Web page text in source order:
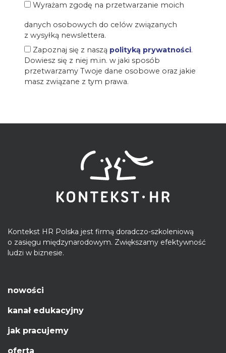
Wyrażam zgodę na przetwarzanie moich
danych osobowych do celów związanych
z wysyłką newslettera.
Zapoznaj się z naszą polityką prywatności.
Dowiesz się z niej m.in. w jaki sposób
przetwarzamy Twoje dane osobowe oraz jakie
masz związane z tym prawa.
Kontekst HR Polska jest firmą doradczo-szkoleniową
o zasięgu międzynarodowym. Zwiększamy efektywność
ludzi w biznesie.
nowości
kanał edukacyjny
jak pracujemy
oferta